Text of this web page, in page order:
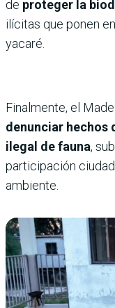
de proteger la
ilícitas que ponen
yacaré.
Finalmente, el
denunciar
ilegal de fauna,
participación
ambiente.